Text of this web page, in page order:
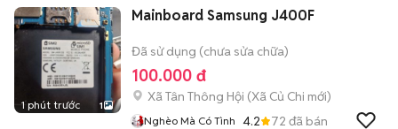
1 phút trước 1
Mainboard Samsung J400F
Đã sử dụng (chưa sửa chữa)
100.000 đ
Xã Tân Thông Hội (Xã Củ Chi mới)
Nghèo Mà Có Tình 4.2 72 đã bán